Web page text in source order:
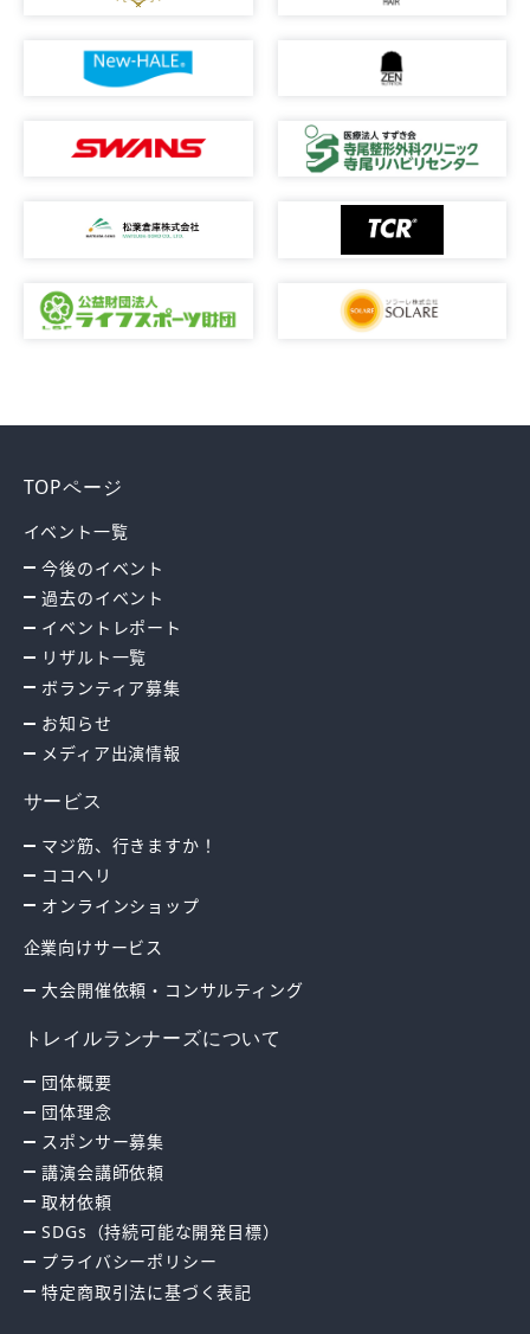
TOPページ
イベント一覧
今後のイベント
過去のイベント
イベントレポート
リザルト一覧
ボランティア募集
お知らせ
メディア出演情報
サービス
マジ筋、行きますか！
ココヘリ
オンラインショップ
企業向けサービス
大会開催依頼・コンサルティング
トレイルランナーズについて
団体概要
団体理念
スポンサー募集
講演会講師依頼
取材依頼
SDGs（持続可能な開発目標）
プライバシーポリシー
特定商取引法に基づく表記